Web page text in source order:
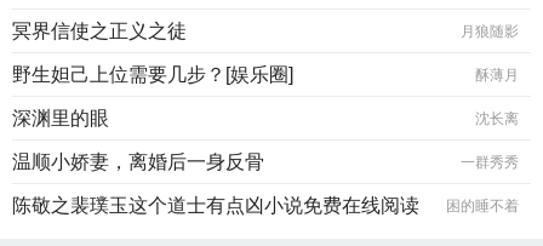
冥界信使之正义之徒 月狼随影
野生妲己上位需要几步？[娱乐圈] 酥薄月
深渊里的眼 沈长离
温顺小娇妻，离婚后一身反骨 一群秀秀
陈敬之裴璞玉这个道士有点凶小说免费在线阅读 困的睡不着